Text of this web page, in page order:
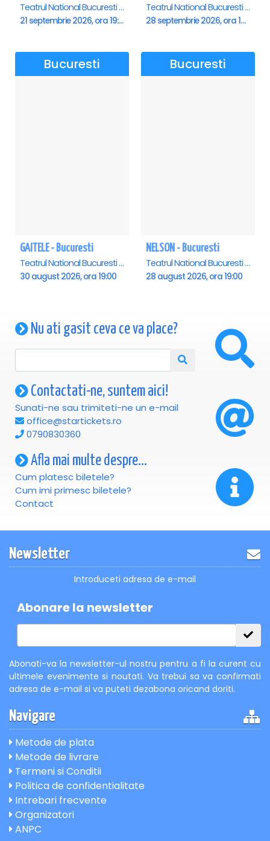
Teatrul National Bucuresti - Sala Ion Caramitru, Bucuresti
21 septembrie 2026, ora 19:00
Teatrul National Bucuresti - Sala Ion Caramitru, Bucuresti
28 septembrie 2026, ora 19:00
Bucuresti
GAITELE - Bucuresti
Teatrul National Bucuresti - Sala Ion Caramitru, Bucuresti
30 august 2026, ora 19:00
Bucuresti
NELSON - Bucuresti
Teatrul National Bucuresti - Sala Ion Caramitru, Bucuresti
28 august 2026, ora 19:00
Nu ati gasit ceva ce va place?
Contactati-ne, suntem aici!
Sunati-ne sau trimiteti-ne un e-mail
office@startickets.ro
0790830360
Afla mai multe despre...
Cum platesc biletele?
Cum imi primesc biletele?
Contact
Newsletter
Introduceti adresa de e-mail
Abonare la newsletter
Abonati-va la newsletter-ul nostru pentru a fi la curent cu
ultimele evenimente si noutati. Va trebui sa va confirmati
adresa de e-mail si va puteti dezabona oricand doriti.
Navigare
Metode de plata
Metode de livrare
Termeni si Conditii
Politica de confidentialitate
Intrebari frecvente
Organizatori
ANPC